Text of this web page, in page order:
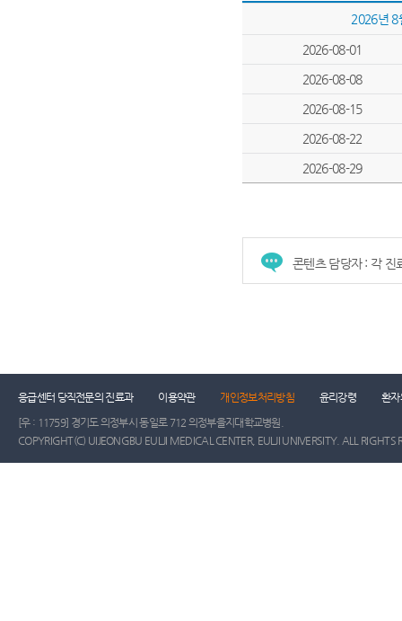
2026년 8
2026-08-01
2026-08-08
2026-08-15
2026-08-22
2026-08-29
콘텐츠 담당자 : 각 진
응급센터 당직전문의 진료과 이용약관 개인정보처리방침 윤리강령
환자
[우 : 11759] 경기도 의정부시 동일로 712 의정부을지대학교병원.
COPYRIGHT(C) UIJEONGBU EULJI MEDICAL CENTER, EULJI UNIVERSITY. ALL RIGHTS